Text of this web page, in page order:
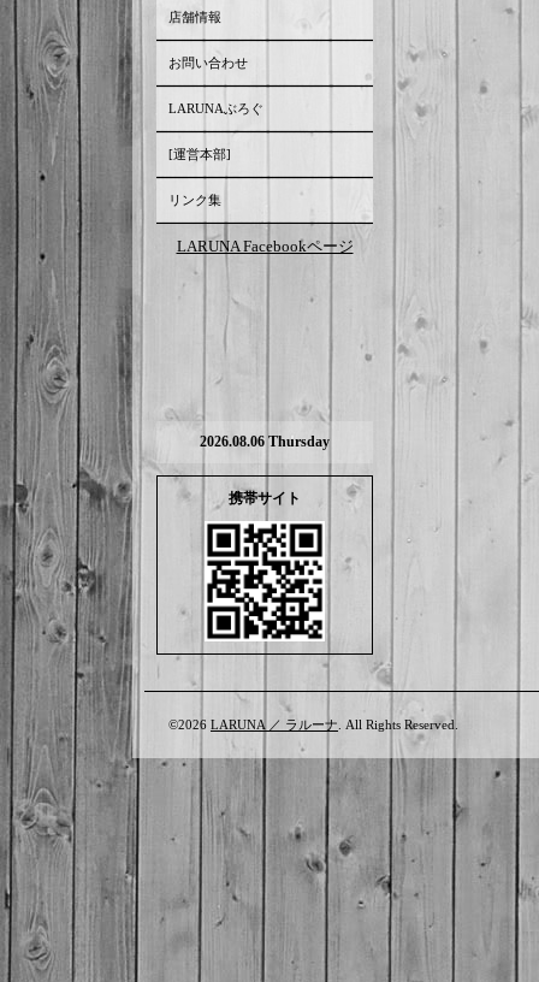
店舗情報
お問い合わせ
LARUNAぶろぐ
[運営本部]
リンク集
LARUNA Facebookページ
2026.08.06 Thursday
携帯サイト
©2026 LARUNA ／ ラルーナ . All Rights Reserved.